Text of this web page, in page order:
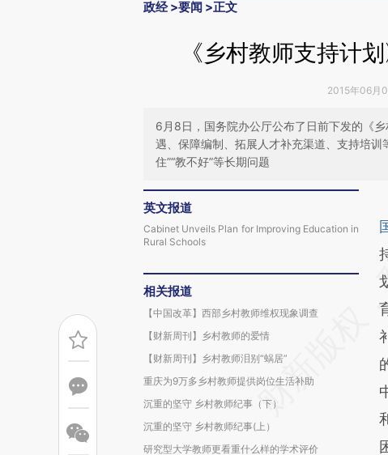
政经>要闻 >正文
《乡村教师支持计
2015年06月
6月8日，国务院办公厅公布了日前下发的《
遇、保障编制、拓展人才补充渠道、支持培训
住”“教不好”等长期问题
英文报道
Cabinet Unveils Plan for Improving Education in
Rural Schools
相关报道
【中国改革】西部乡村教师维权现象调查
【财新周刊】乡村教师的爱情
【财新周刊】乡村教师泪别“蜗居”
重庆为9万多乡村教师提供岗位生活补助
沉重的坚守 乡村教师纪事（下）
沉重的坚守 乡村教师纪事(上）
研究型大学教师更看重什么样的学术评价